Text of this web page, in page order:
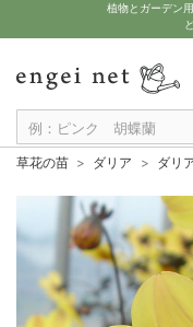
植物とガーデン
草花の苗 ダリア
ダリ
おすすめ植物
ダリア